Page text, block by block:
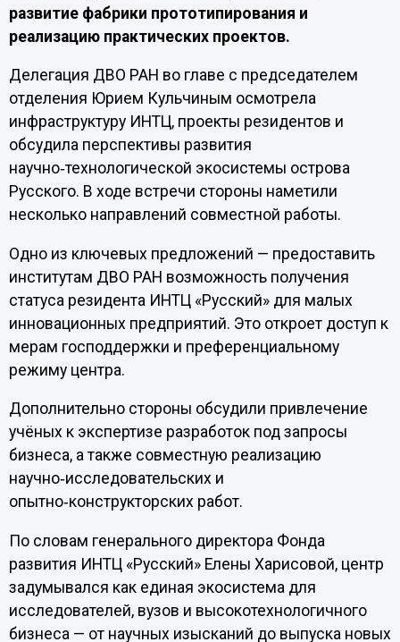
развитие фабрики прототипирования и
реализацию практических проектов.
Делегация ДВО РАН во главе с председателем
отделения Юрием Кульчиным осмотрела
инфраструктуру ИНТЦ, проекты резидентов и
обсудила перспективы развития
научно‑технологической экосистемы острова
Русского. В ходе встречи стороны наметили
несколько направлений совместной работы.
Одно из ключевых предложений — предоставить
институтам ДВО РАН возможность получения
статуса резидента ИНТЦ «Русский» для малых
инновационных предприятий. Это откроет доступ к
мерам господдержки и преференциальному
режиму центра.
Дополнительно стороны обсудили привлечение
учёных к экспертизе разработок под запросы
бизнеса, а также совместную реализацию
научно‑исследовательских и
опытно‑конструкторских работ.
По словам генерального директора Фонда
развития ИНТЦ «Русский» Елены Харисовой, центр
задумывался как единая экосистема для
исследователей, вузов и высокотехнологичного
бизнеса — от научных изысканий до выпуска новых